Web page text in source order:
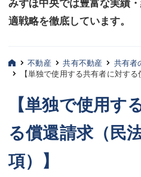
お客様へ
みずほ中央の特長・形式編
三平 聡史
酒井 博之
坂本 陽一
適戦略を徹底しています。
お客様へ
みずほ中央の特長・形式編
三平 聡史
酒井 博之
坂本 陽一
不動産 共有不動産
共有者
【単独で使用する共有者に対す
【単独で使用す
る償還請求（民
項）】